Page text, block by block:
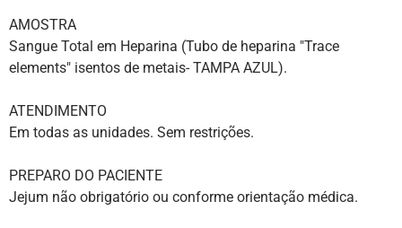
AMOSTRA
Sangue Total em Heparina (Tubo de heparina "Trace
elements" isentos de metais- TAMPA AZUL).
ATENDIMENTO
Em todas as unidades. Sem restrições.
PREPARO DO PACIENTE
Jejum não obrigatório ou conforme orientação médica.